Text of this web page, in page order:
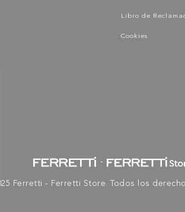
Libro de
Cookies
-
Ferretti - Ferretti Store. Todos los